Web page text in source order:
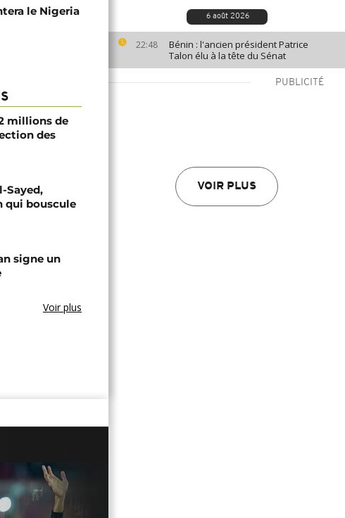
6 août 2026
22:48
Bénin : l'ancien président Patrice
Talon élu à la tête du Sénat
PUBLICITÉ
VOIR PLUS
le Nigeria
millions de
des
Sayed,
qui bouscule
signe un
Voir plus